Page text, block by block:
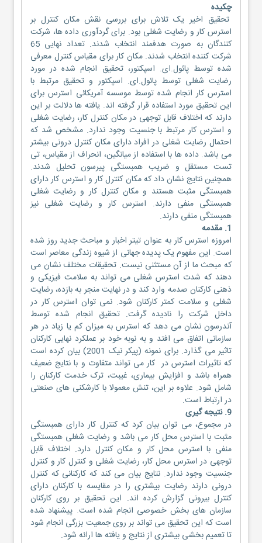
چکیده
تحقیق اخیر یک تلاش برای بررسی نقش مکان کنترل بر
استرس کار و رضایت شغلی بود. برای گردآوری داده ها، شرکت
کنندگان به صورت هدفمند انتخاب شدند. تعداد نهایی 65
شرکت کننده انتخاب شدند. مکان کار برای مقیاس کنترل معرفی
شده توسط پائول.ای. اسپکتور، تحقیق انجام شده در مورد
رضایت شغلی توسط پائول.ای. اسپکتور و تحقیق مرتبط با
استرس کار انجام شده توسط موسسه آمریکائی استرس برای
این تحقیق مورد استفاده قرار گرفته اند. یافته ها دلالت بر این
دارند که اختلاف قابل توجهی در مکان کنترل کار، رضایت شغلی
و استرس کار مرتبط با جنسیت وجود ندارد. مشخص شد که
احتمال رضایت شغلی در افراد دارای مکان کنترل درونی بیشتر
می باشد. داده ها با استفاده از میانگین، انحراف از مقیاس، تی
تست مستقل و ضریب همبستگی پیرسون تحلیل شدند.
همچنین نتایج نشان داد که مکان کنترل کار و استرس کار دارای
همبستگی مثبت هستند و مکان کنترل کار و رضایت شغلی
همبستگی منفی دارند. استرس کار و رضایت شغلی نیز
همبستگی منفی دارند.
1. مقدمه
امروزه استرس کار به عنوان تیتر اخبار و مباحث جدید روز شده
است. این مفهوم یک پدیده جهانی از شیوه زندگی معاصر است
که مبحث ما از آن مستثنی نیست. تحقیقات مختلف نشان می
دهند که شدت استرس شغلی می تواند به سلامت فیزیکی و
ذهنی کارکنان صدمه وارد کند و در نهایت منجر به بازده، رضایت
شغلی و سلامت کمتر کارکنان شود. نمی توان استرس کار در
داخل شرکت را نادیده گرفت. تحقیق انجام شده توسط
آندرسون نشان می دهد که استرس به میزان کم یا زیاد در هر
سازمانی اتفاق می افتد و به نوبه خود بر عملکرد نهایی کارکنان
تاثیر می گذارد. برای نمونه (پیکر نیک 2001) بیان کرده است
که تاثیرات استرس در کار می تواند متفاوت و با نتایج ضعیف
همراه باشد و افزایش بیماری، غیبت، ترک خدمت کارکنان را
شامل شود. علاوه بر این، تنش معمولا با کارشکنی های صنعتی
در ارتباط است.
9. نتیجه گیری
در مجموع، می توان بیان کرد که کنترل کار دارای همبستگی
مثبت با استرس محل کار می باشد و رضایت شغلی همبستگی
منفی با استرس محل کار و مکان کنترل دارد. اختلاف قابل
توجهی در استرس محل کار، رضایت شغلی و کنترل کار و کنترل
جنسیت وجود ندارد. نتایج بیان می کند که کارکنانی که کنترل
درونی دارند رضایت بیشتری را در مقایسه با کارکنان دارای
کنترل بیرونی گزارش کرده اند. این تحقیق بر روی کارکنان
سازمان های بخش خصوصی انجام شده است. پیشنهاد شده
است که این تحقیق می تواند بر روی جمعیت بزرگی انجام شود
تا تعمیم بخشی بیشتری از نتایج و یافته ها ارائه شود.